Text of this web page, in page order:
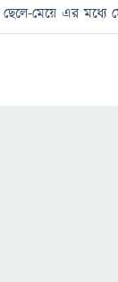
মেয়ে এর মধ্যে